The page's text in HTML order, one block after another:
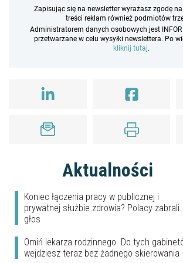
Zapisując się na newsletter wyrażasz zgodę
treści reklam również podmiotów
Administratorem danych osobowych jest INFOR
przetwarzane w celu wysyłki newslettera. Po
kliknij tutaj.
Aktualności
Koniec łączenia pracy w publicznej i
prywatnej służbie zdrowia? Polacy zabrali
głos
Omiń lekarza rodzinnego. Do tych
wejdziesz teraz bez żadnego skierowania